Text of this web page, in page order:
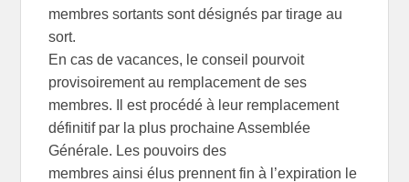
membres sortants sont désignés par tirage au
sort.
En cas de vacances, le conseil pourvoit
provisoirement au remplacement de ses
membres. Il est procédé à leur remplacement
définitif par la plus prochaine Assemblée
Générale. Les pouvoirs des
membres ainsi élus prennent fin à l’expiration le